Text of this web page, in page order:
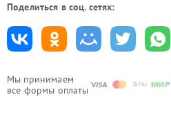
Мы принимаем
все формы оплаты
Поделиться в соц. сетях: